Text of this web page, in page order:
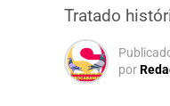
Tratado
por